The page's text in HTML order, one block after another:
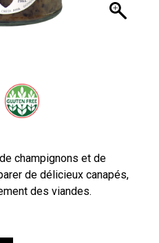
champignons et de
de délicieux canapés,
des viandes.